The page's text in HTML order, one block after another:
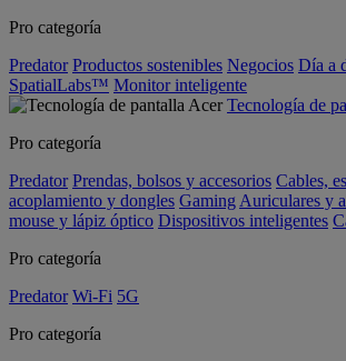
Pro categoría
Predator Productos sostenibles Negocios Día a
SpatialLabs™ Monitor inteligente
Tecnología de
Pro categoría
Predator Prendas, bolsos y accesorios Cables,
acoplamiento y dongles Gaming Auriculares y
mouse y lápiz óptico Dispositivos inteligentes
Pro categoría
Predator Wi-Fi 5G
Pro categoría